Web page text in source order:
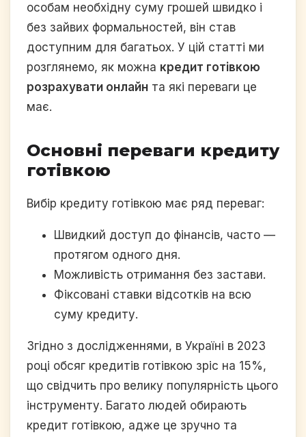
особам необхідну суму грошей швидко і
без зайвих формальностей, він став
доступним для багатьох. У цій статті ми
розглянемо, як можна кредит готівкою
розрахувати онлайн та які переваги це
має.
Основні переваги кредиту
готівкою
Вибір кредиту готівкою має ряд переваг:
Швидкий доступ до фінансів, часто —
протягом одного дня.
Можливість отримання без застави.
Фіксовані ставки відсотків на всю
суму кредиту.
Згідно з дослідженнями, в Україні в 2023
році обсяг кредитів готівкою зріс на 15%,
що свідчить про велику популярність цього
інструменту. Багато людей обирають
кредит готівкою, адже це зручно та